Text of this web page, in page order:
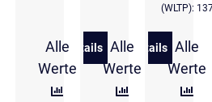
Alle
Werte
Details
zu Volkswagen T-
Alle
Werte
Details
zu
(WLTP):
Alle
Werte